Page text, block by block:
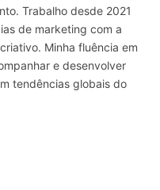
Trabalho desde 2021
de marketing com a
Minha fluência em
e desenvolver
tendências globais do